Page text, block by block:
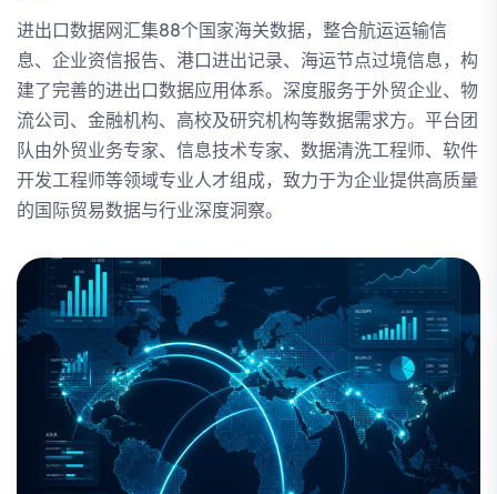
进出口数据网汇集88个国家海关数据，整合航运运输信
息、企业资信报告、港口进出记录、海运节点过境信息，构
建了完善的进出口数据应用体系。深度服务于外贸企业、物
流公司、金融机构、高校及研究机构等数据需求方。平台团
队由外贸业务专家、信息技术专家、数据清洗工程师、软件
开发工程师等领域专业人才组成，致力于为企业提供高质量
的国际贸易数据与行业深度洞察。